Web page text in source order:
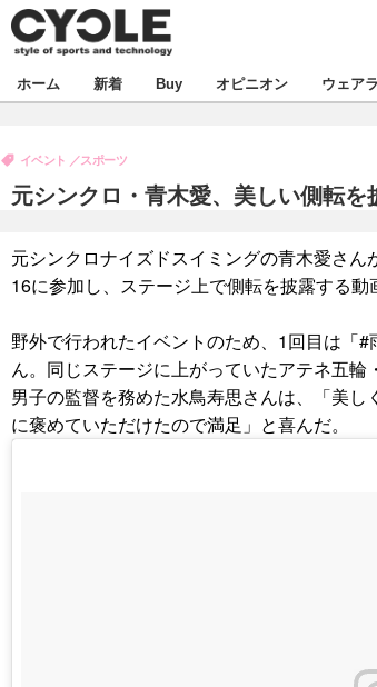
飲
ボ
デバイス
ビ
海
スポーツ
短
選
イベント
ツ芸
デ
ライフ
ハ
ホーム 新着 Buy オピニオン ウェア
元シンクロ・青木愛、美しい側転
イベント スポーツ
元シンクロナイズドスイミングの青木愛さ
16に参加し、ステージ上で側転を披露する動
野外で行われたイベントのため、1回目は「
ん。同じステージに上がっていたアテネ五
男子の監督を務めた水鳥寿思さんは、「美
に褒めていただけたので満足」と喜んだ。